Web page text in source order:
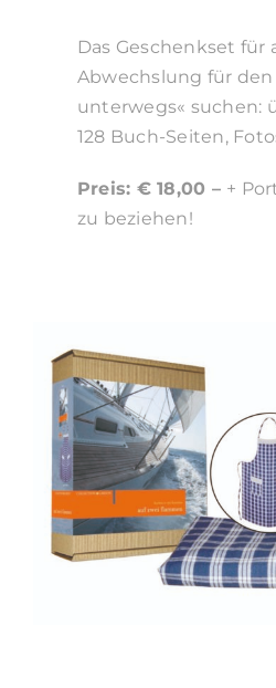
Das Geschenkset für
Abwechslung für den
unterwegs« suchen:
128 Buch-Seiten,
Preis: € 18,00 – +
zu beziehen!